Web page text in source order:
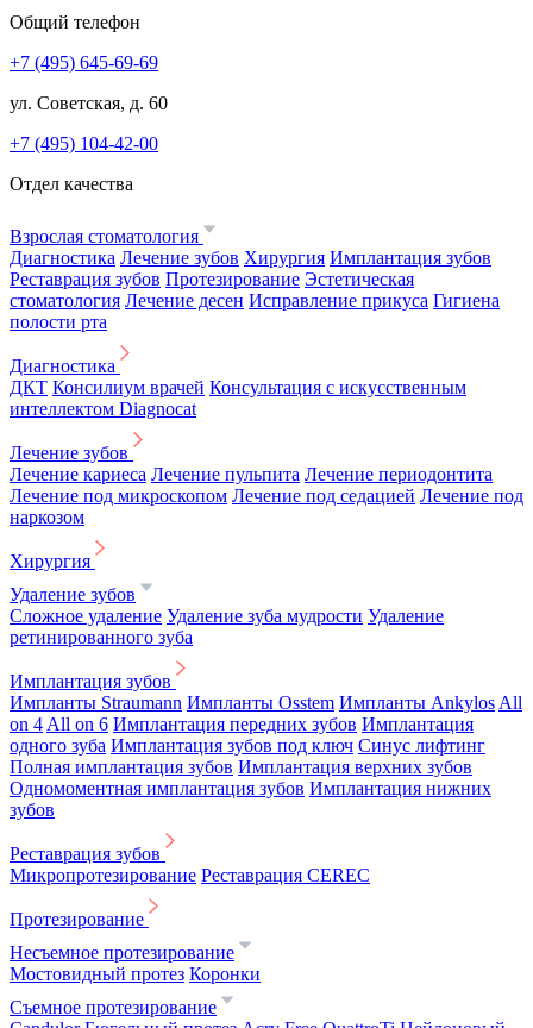
Общий телефон
+7 (495) 645-69-69
ул. Советская, д. 60
+7 (495) 104-42-00
Отдел качества
Взрослая стоматология
Диагностика Лечение зубов Хирургия Имплантация зубов
Реставрация зубов Протезирование Эстетическая
стоматология Лечение десен Исправление прикуса Гигиена
полости рта
Диагностика
ДКТ Консилиум врачей Консультация с искусственным
интеллектом Diagnocat
Лечение зубов
Лечение кариеса Лечение пульпита Лечение периодонтита
Лечение под микроскопом Лечение под седацией Лечение под
наркозом
Хирургия
Удаление зубов
Сложное удаление Удаление зуба мудрости Удаление
ретинированного зуба
Имплантация зубов
Импланты Straumann Импланты Osstem Импланты Ankylos All
on 4 All on 6 Имплантация передних зубов Имплантация
одного зуба Имплантация зубов под ключ Синус лифтинг
Полная имплантация зубов Имплантация верхних зубов
Одномоментная имплантация зубов Имплантация нижних
зубов
Реставрация зубов
Микропротезирование Реставрация CEREC
Протезирование
Несъемное протезирование
Мостовидный протез Коронки
Съемное протезирование